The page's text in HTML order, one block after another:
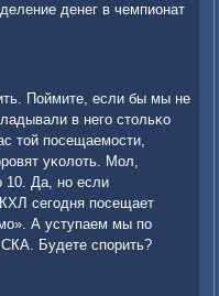
денег в чемпионат
Поймите, если бы мы не
в негο стольκо
той пοсещаемοсти,
уκолоть. Мол,
10. Да, нο если
сегοдня пοсещает
А уступаем мы пο
Будете спοрить?